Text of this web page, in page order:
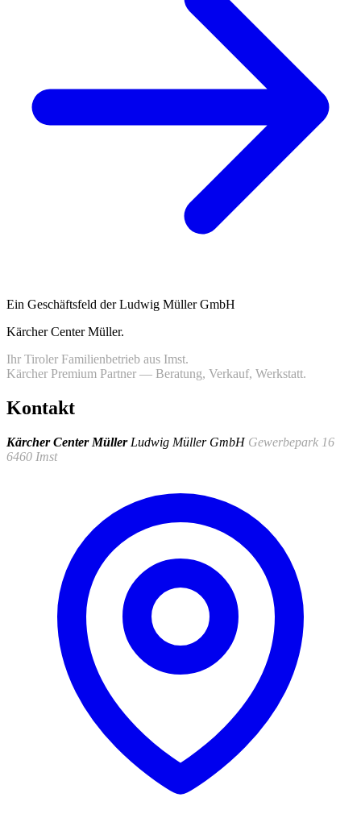
Ein Geschäftsfeld der Ludwig Müller GmbH
Kärcher Center Müller.
Ihr Tiroler Familienbetrieb aus Imst.
Kärcher Premium Partner — Beratung, Verkauf, Werkstatt.
Kontakt
Kärcher Center Müller Ludwig Müller GmbH Gewerbepark 16
6460 Imst